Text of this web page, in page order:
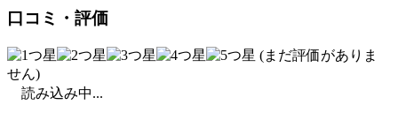
口コミ・評価
(まだ評価がありま
せん)
読み込み中...